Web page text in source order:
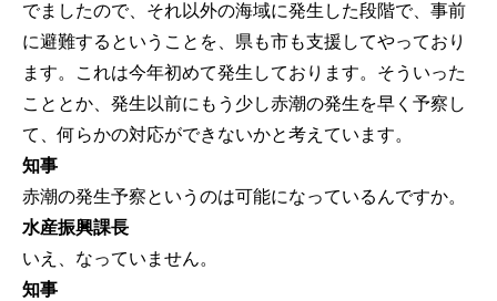
でましたので、それ以外の海域に発生した段階で、事前
に避難するということを、県も市も支援してやっており
ます。これは今年初めて発生しております。そういった
こととか、発生以前にもう少し赤潮の発生を早く予察し
て、何らかの対応ができないかと考えています。
知事
赤潮の発生予察というのは可能になっているんですか。
水産振興課長
いえ、なっていません。
知事